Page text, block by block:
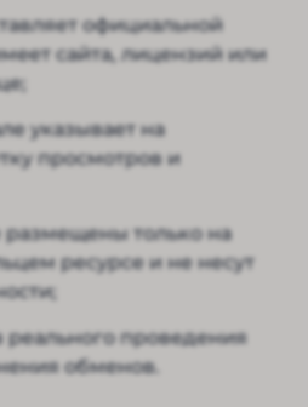
официальной
сайта, лицензий или
указывает на
просмотров и
только на
ресурсе и не несут
реального проведения
обменов.